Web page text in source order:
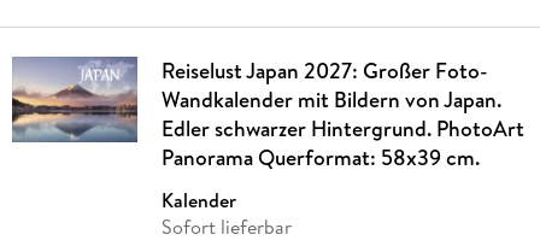
Reiselust Japan 2027: Großer Foto-
Wandkalender mit Bildern von Japan.
Edler schwarzer Hintergrund. PhotoArt
Panorama Querformat: 58x39 cm.
Kalender
Sofort lieferbar